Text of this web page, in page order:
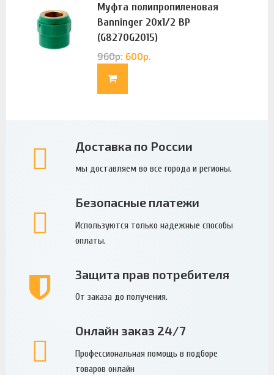
Муфта полипропиленовая
Banninger 20х1/2 ВР
(G8270G2015)
960р. 600р.
Доставка по России
мы доставляем во все города и регионы.
Безопасные платежи
Используются только надежные способы
оплаты.
Защита прав потребителя
От заказа до получения.
Онлайн заказ 24/7
Профессиональная помощь в подборе
товаров онлайн